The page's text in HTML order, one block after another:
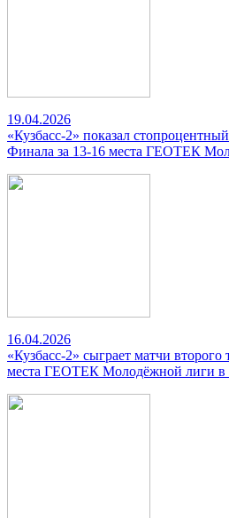
19.04.2026
«Кузбасс-2» показал
Финала за 13-16 места ГЕОТЕК
16.04.2026
«Кузбасс-2» сыграет матчи
места ГЕОТЕК Молодёжной лиги в